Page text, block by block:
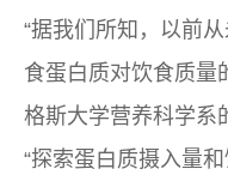
“据我们所知，以前
食蛋白质对饮食质量
格斯大学营养科学系
“探索蛋白质摄入量